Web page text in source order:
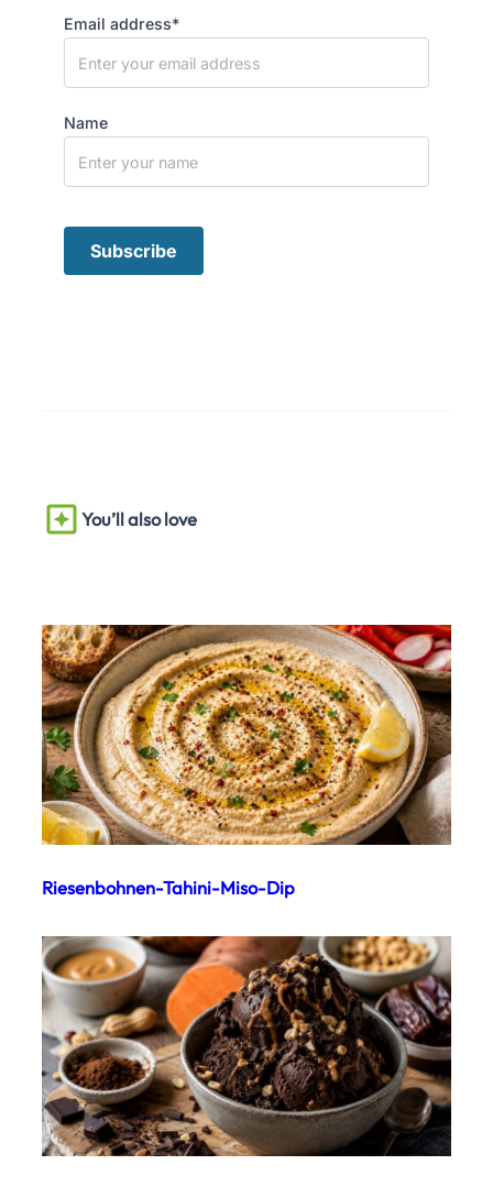
Email address*
Name
You’ll also love
Riesenbohnen-Tahini-Miso-Dip